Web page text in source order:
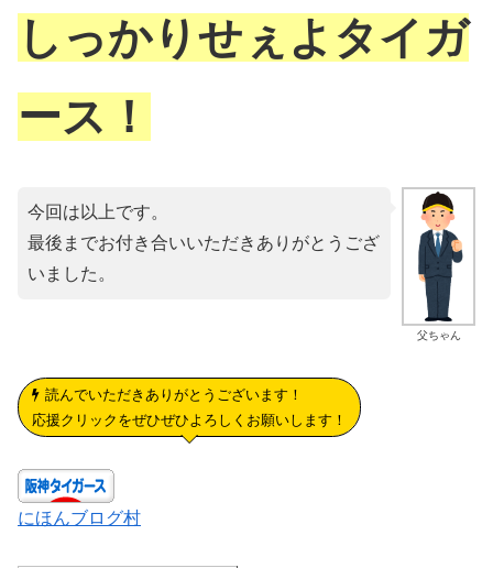
しっかりせぇよタイガ
ース！
父ちゃん
今回は以上です。
最後までお付き合いいただきありがとうござ
いました。
読んでいただきありがとうございます！
応援クリックをぜひぜひよろしくお願いします！
にほんブログ村